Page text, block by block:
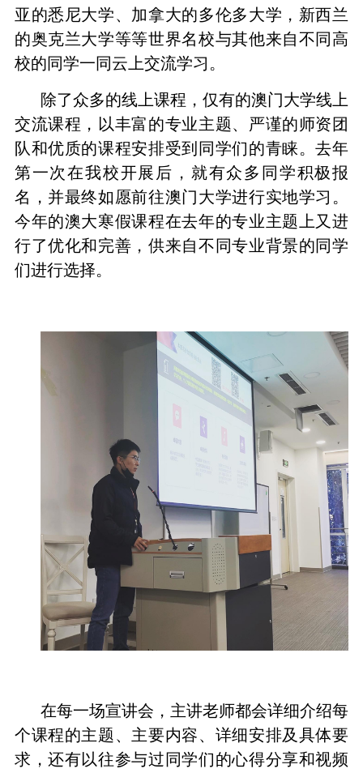
亚的悉尼大学、加拿大的多伦多大学，新西兰
的奥克兰大学等等世界名校与其他来自不同高
校的同学一同云上交流学习。
除了众多的线上课程，仅有的澳门大学线上
交流课程，以丰富的专业主题、严谨的师资团
队和优质的课程安排受到同学们的青睐。去年
第一次在我校开展后，就有众多同学积极报
名，并最终如愿前往澳门大学进行实地学习。
今年的澳大寒假课程在去年的专业主题上又进
行了优化和完善，供来自不同专业背景的同学
们进行选择。
在每一场宣讲会，主讲老师都会详细介绍每
个课程的主题、主要内容、详细安排及具体要
求，还有以往参与过同学们的心得分享和视频